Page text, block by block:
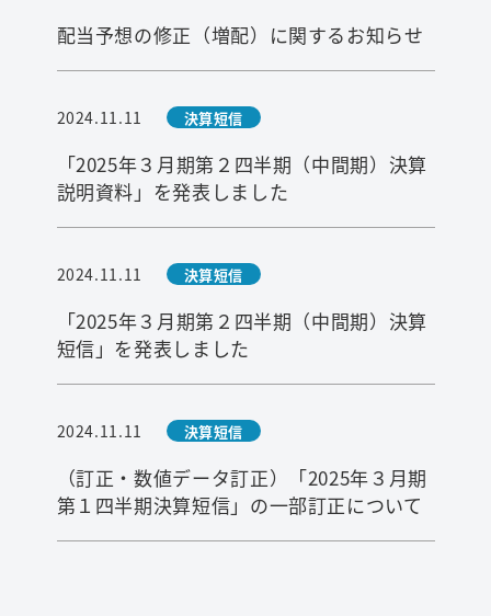
配当予想の修正（増配）に関するお知らせ
2024.11.11 決算短信
「2025年３月期第２四半期（中間期）決算
説明資料」を発表しました
2024.11.11 決算短信
「2025年３月期第２四半期（中間期）決算
短信」を発表しました
2024.11.11 決算短信
（訂正・数値データ訂正）「2025年３月期
第１四半期決算短信」の一部訂正について